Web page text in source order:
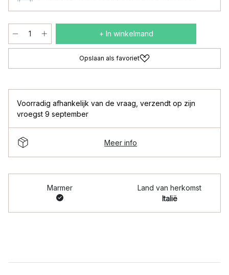
+ In winkelmand
Opslaan als favoriet
Voorradig afhankelijk van de vraag verzendt op zijn
vroegst 9 september
Meer info
Marmer
Land van herkomst
Italië